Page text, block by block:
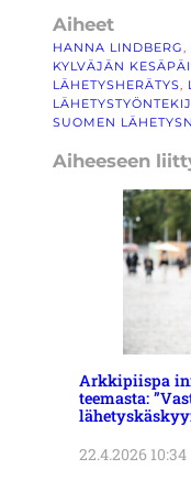
Aiheet
HANNA LINDBERG,
KYLVÄJÄN
LÄHETYSHERÄTYS,
SUOMEN
Aiheeseen
Arkkipiispa
teemasta:
22.4.2026 10:34